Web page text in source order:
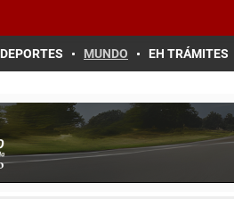
DEPORTES MUNDO EH TRÁMITES